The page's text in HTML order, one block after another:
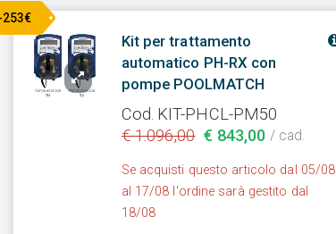
Kit per trattamento
automatico PH-RX con
pompe POOLMATCH
Cod. KIT-PHCL-PM50
€ 1.096,00 € 843,00 / cad.
Se acquisti questo articolo dal 05/08
al 17/08 l'ordine sarà gestito dal
18/08